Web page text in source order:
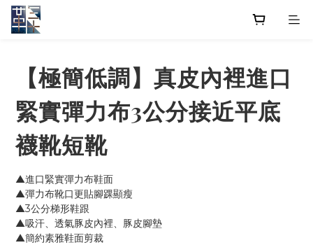
【極簡低調】真皮內裡進口
緊實彈力布3公分接近平底
襪靴短靴
▲進口緊實彈力布鞋面
▲彈力布靴口更貼腳踝顯瘦
▲3公分梯形鞋跟
▲吸汗、透氣豚皮內裡、豚皮腳墊
▲簡約素雅鞋面剪裁